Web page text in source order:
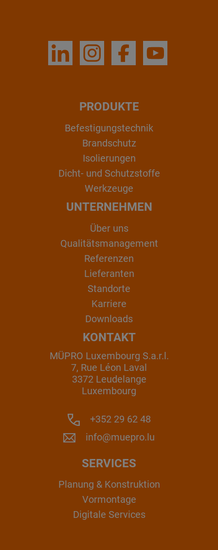
PRODUKTE
Befestigungstechnik
Brandschutz
Isolierungen
Dicht- und Schutzstoffe
Werkzeuge
UNTERNEHMEN
Über uns
Qualitätsmanagement
Referenzen
Lieferanten
Standorte
Karriere
Downloads
KONTAKT
MÜPRO Luxembourg S.a.r.l.
7, Rue Léon Laval
3372 Leudelange
Luxembourg
+352 29 62 48
info@muepro.lu
SERVICES
Planung & Konstruktion
Vormontage
Digitale Services